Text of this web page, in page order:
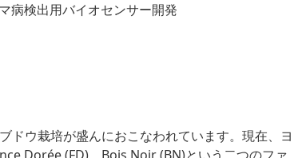
病検出用バイオセンサー開発
ドウ栽培が盛んにおこなわれています。現在、ヨ
Dorée (FD)、Bois Noir (BN)という二つのファ